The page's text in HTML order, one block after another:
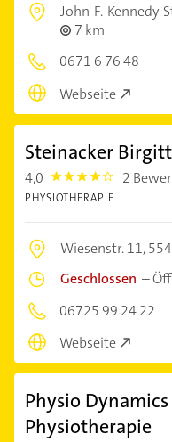
John-F.-Kennedy-
7 km
0671 6 76 48
Webseite
Steinacker
4,0 4.0 2
PHYSIOTHERAPIE
Wiesenstr. 11,
Geschlossen –
06725 99 24 22
Webseite
Physio
Physiotherapie